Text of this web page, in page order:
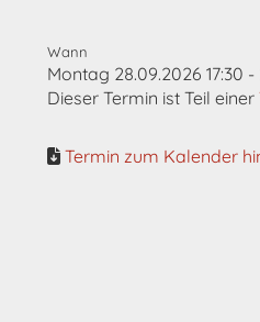
Wann
Montag 28.09.2026 17:30
Dieser Termin ist Teil einer
Termin zum Kalender